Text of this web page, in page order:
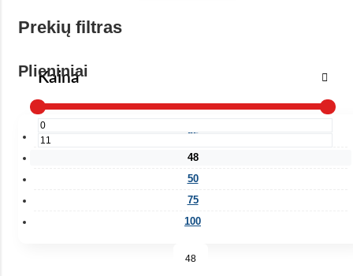
Prekių filtras
Kaina
Plieniniai
25
48
50
75
100
48